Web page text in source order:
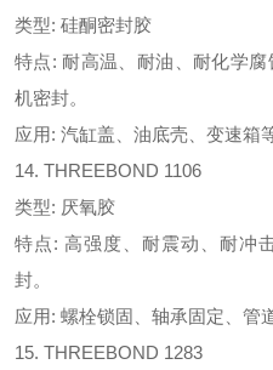
类型: 硅酮密封胶
特点: 耐高温、耐油、耐化学
机密封。
应用: 汽缸盖、油底壳、变速箱
14. THREEBOND 1106
类型: 厌氧胶
特点: 高强度、耐震动、耐冲
封。
应用: 螺栓锁固、轴承固定、管
15. THREEBOND 1283